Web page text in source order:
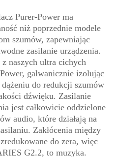
Purer-Power ma
niż poprzednie modele
szumów, zapewniając
zasilanie urządzenia.
naszych ultra cichych
galwanicznie izolując
do redukcji szumów
dźwięku. Zasilanie
jest całkowicie oddzielone
audio, które działają na
Zakłócenia między
do zera, więc
G2.2, to muzyka.